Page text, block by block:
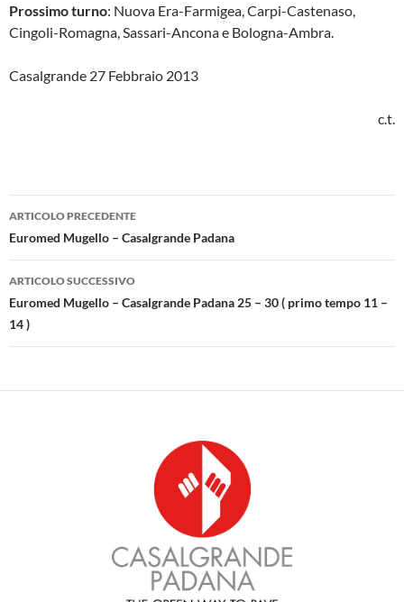
Prossimo turno: Nuova Era-Farmigea, Carpi-Castenaso,
Cingoli-Romagna, Sassari-Ancona e Bologna-Ambra.
Casalgrande 27 Febbraio 2013
c.t.
Navigazione
articolo
ARTICOLO PRECEDENTE
Euromed Mugello – Casalgrande Padana
ARTICOLO SUCCESSIVO
Euromed Mugello – Casalgrande Padana 25 – 30 ( primo tempo 11 –
14 )